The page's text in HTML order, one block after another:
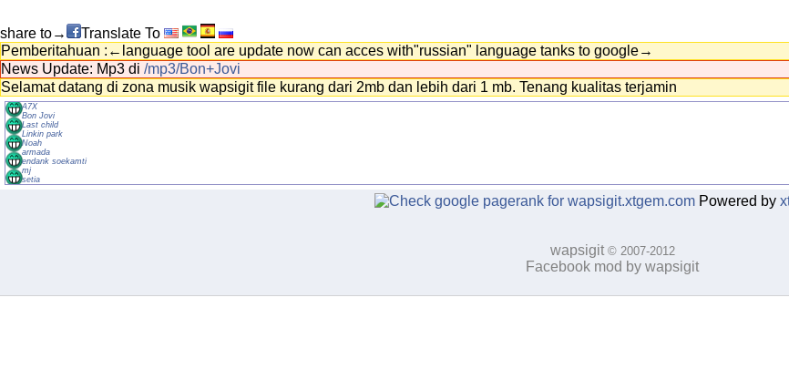
share to→
Translate To
Pemberitahuan :←language tool are update now can acces with"russian" language tanks to google→
News Update: Mp3 di /mp3/Bon+Jovi
Selamat datang di zona musik wapsigit file kurang dari 2mb dan lebih dari 1 mb. Tenang kualitas terjamin
A7X
Bon Jovi
Last child
Linkin park
Noah
armada
endank soekamti
mj
setia
Powered by
wapsigit© 2007-2012
Facebook mod by wapsigit